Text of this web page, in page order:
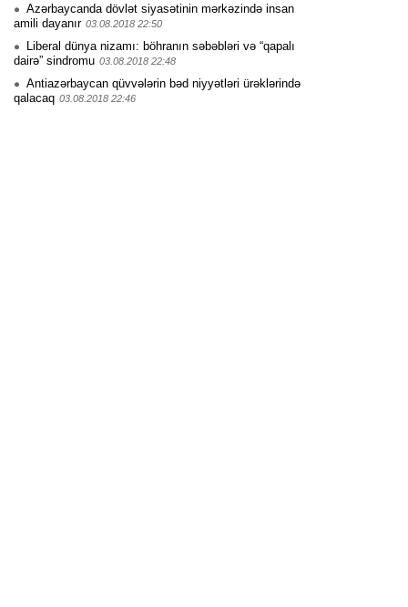
Azərbaycanda dövlət siyasətinin mərkəzində insan
amili dayanır 03.08.2018 22:50
Liberal dünya nizamı: böhranın səbəbləri və “qapalı
dairə” sindromu 03.08.2018 22:48
Antiazərbaycan qüvvələrin bəd niyyətləri ürəklərində
qalacaq 03.08.2018 22:46